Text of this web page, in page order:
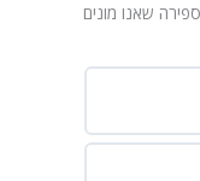
שאנו מונים